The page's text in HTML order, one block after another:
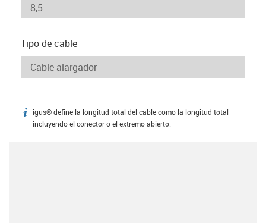
Tipo de cable
igus-icon-info
igus® define la longitud total del cable como la longitud total
incluyendo el conector o el extremo abierto.